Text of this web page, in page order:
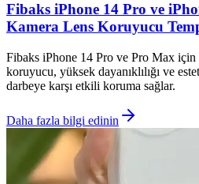
Fibaks iPhone 14 Pro ve
Kamera Lens Koruyucu
Fibaks iPhone 14 Pro ve Pro Max için
koruyucu, yüksek dayanıklılığı ve
darbeye karşı etkili koruma sağlar.
Daha fazla bilgi edinin